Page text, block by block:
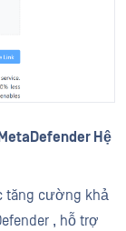
Hệ
tăng cường khả
, hỗ trợ